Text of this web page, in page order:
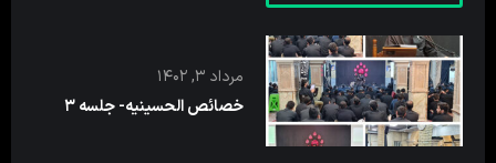
مرداد ۳, ۱۴۰۲
خصائص الحسینیه- جلسه ۳